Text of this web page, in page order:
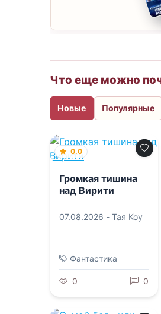
Что еще можно
Новые Популярные
0.0
Громкая тишина
над Вирити
07.08.2026 - Тая Коу
Фантастика
0 0